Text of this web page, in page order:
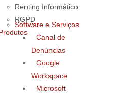
Renting Informático
RGPD
Software e Serviços
Canal de
Denúncias
Google
Workspace
Microsoft